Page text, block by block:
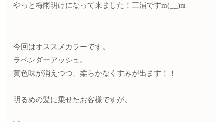
やっと梅雨明けになって来ました！三浦ですm(__)m
今回はオススメカラーです。
ラベンダーアッシュ。
黄色味が消えつつ、柔らかなくすみが出ます！！
明るめの髪に乗せたお客様ですが。